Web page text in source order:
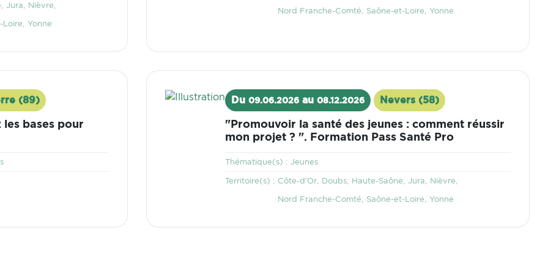
Jura
Nièvre
Loire Yonne
Nord Franche-Comté
Saône-et-Loire Yonne
(89)
les bases pour
Visuel Du 09.06.2026 au 08.12.2026 Lieu
Nevers (58)
"Promouvoir la santé des jeunes : comment réussir
mon projet ? ". Formation Pass Santé Pro
Thématique(s) : Thématique
Jeunes
Territoire(s) : Territoire
Côte-d'Or Doubs Haute-Saône Jura
Nièvre
Nord Franche-Comté
Saône-et-Loire Yonne